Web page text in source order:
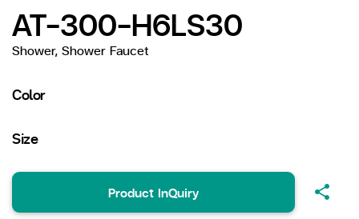
AT-300-H6LS30
Shower, Shower Faucet
Color
Size
Product InQuiry share